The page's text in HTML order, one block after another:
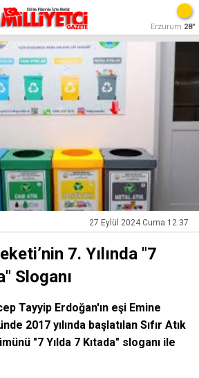
Erzurum 28°
27 Eylül 2024 Cuma 12:37
7. Yılında "7
Sloganı
Tayyip Erdoğan'ın eşi Emine
2017 yılında başlatılan Sıfır Atık
"7 Yılda 7 Kıtada" sloganı ile